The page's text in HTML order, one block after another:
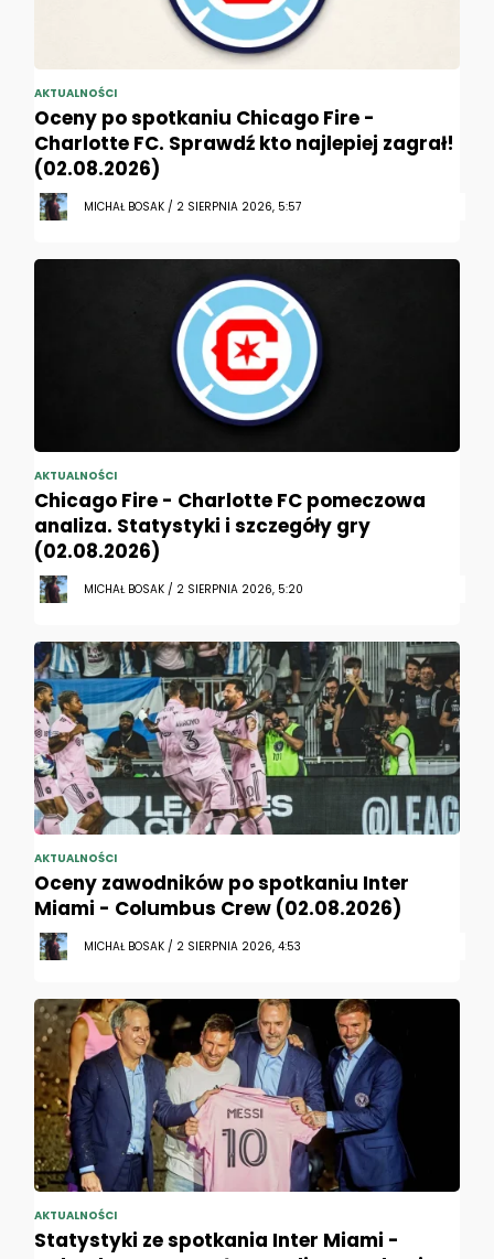
AKTUALNOŚCI
Oceny po spotkaniu Chicago Fire -
Charlotte FC. Sprawdź kto najlepiej zagrał!
(02.08.2026)
MICHAŁ BOSAK / 2 SIERPNIA 2026, 5:57
AKTUALNOŚCI
Chicago Fire - Charlotte FC pomeczowa
analiza. Statystyki i szczegóły gry
(02.08.2026)
MICHAŁ BOSAK / 2 SIERPNIA 2026, 5:20
AKTUALNOŚCI
Oceny zawodników po spotkaniu Inter
Miami - Columbus Crew (02.08.2026)
MICHAŁ BOSAK / 2 SIERPNIA 2026, 4:53
AKTUALNOŚCI
Statystyki ze spotkania Inter Miami -